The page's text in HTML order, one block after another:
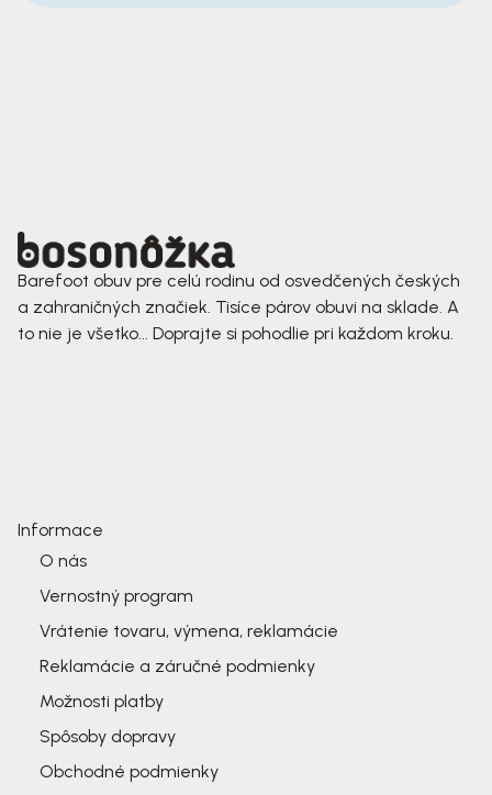
Barefoot obuv pre celú rodinu od osvedčených českých
a zahraničných značiek. Tisíce párov obuvi na sklade. A
to nie je všetko... Doprajte si pohodlie pri každom kroku.
Informace
O nás
Vernostný program
Vrátenie tovaru, výmena, reklamácie
Reklamácie a záručné podmienky
Možnosti platby
Spôsoby dopravy
Obchodné podmienky